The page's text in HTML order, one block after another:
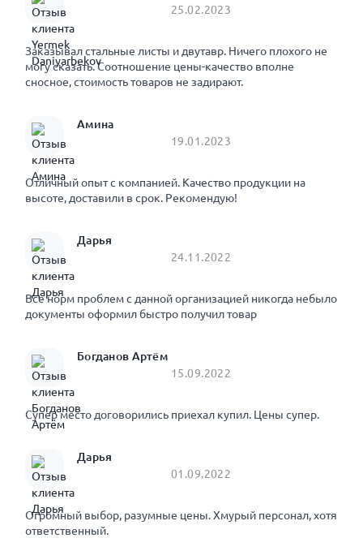
25.02.2023
Заказывал стальные листы и двутавр. Ничего плохого не
могу сказать. Соотношение цены-качество вполне
сносное, стоимость товаров не задирают.
Амина
19.01.2023
Отличный опыт с компанией. Качество продукции на
высоте, доставили в срок. Рекомендую!
Дарья
24.11.2022
Все норм проблем с данной организацией никогда небыло
документы оформил быстро получил товар
Богданов Артём
15.09.2022
Супер место договорились приехал купил. Цены супер.
Дарья
01.09.2022
Огромный выбор, разумные цены. Хмурый персонал, хотя
ответственный.